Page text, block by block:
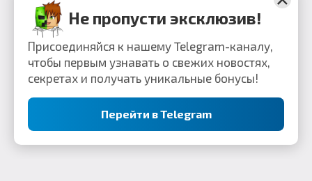
Не пропусти эксклюзив!
Присоединяйся к нашему Telegram-каналу,
чтобы первым узнавать о свежих новостях,
секретах и получать уникальные бонусы!
Перейти в Telegram